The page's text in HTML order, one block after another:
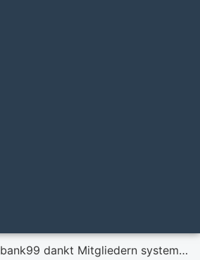
bank99 dankt Mitgliedern systemerhaltender Organisationen mit eigenem Konto